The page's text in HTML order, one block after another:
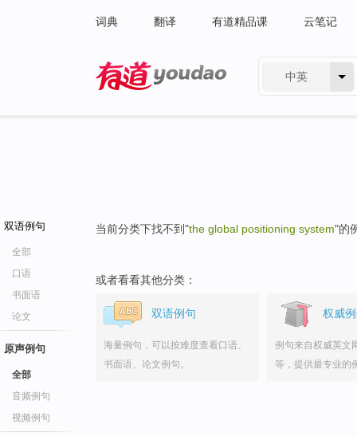
词典 翻译 有道精品课 云笔记
中英
双语例句
全部
口语
书面语
论文
原声例句
全部
音频例句
视频例句
当前分类下找不到"the global positioning system"的
或者看看其他分类：
双语例句
海量例句，可以按难度查看口语、
书面语、论文例句。
权威
例句来自权威英文
等，提供最专业的